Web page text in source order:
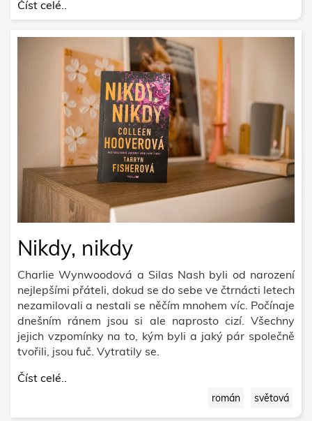
Číst celé..
Nikdy, nikdy
Charlie Wynwoodová a Silas Nash byli od narození
nejlepšími přáteli, dokud se do sebe ve čtrnácti letech
nezamilovali a nestali se něčím mnohem víc. Počínaje
dnešním ránem jsou si ale naprosto cizí. Všechny
jejich vzpomínky na to, kým byli a jaký pár společně
tvořili, jsou fuč. Vytratily se.
Číst celé..
román světová